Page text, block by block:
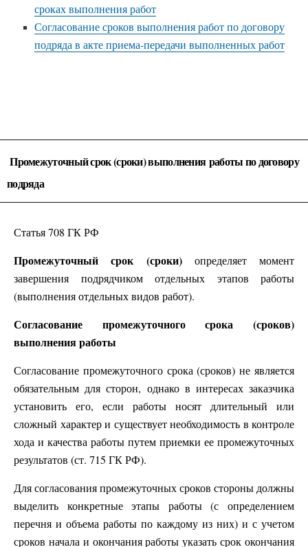
сроках выполнения работ
Согласование сроков выполнения работ по договору
подряда в акте приема-передачи выполненных работ
Промежуточный срок (сроки) выполнения работы по договору
подряда
Статья 708 ГК РФ
Промежуточный срок (сроки)определяет момент
завершения подрядчиком отдельных этапов работы
(выполнения отдельных видов работ).
Согласование промежуточного срока (сроков)
выполнения работы
Согласование промежуточного срока (сроков) не является
обязательным для сторон, однако в интересах заказчика
установить его, если работы носят длительный или
сложный характер и существует необходимость в контроле
хода и качества работы путем приемки ее промежуточных
результатов (ст. 715 ГК РФ).
Для согласования промежуточных сроков стороны должны
выделить конкретные этапы работы (с определением
перечня и объема работы по каждому из них) и с учетом
сроков начала и окончания работы указать срок окончания